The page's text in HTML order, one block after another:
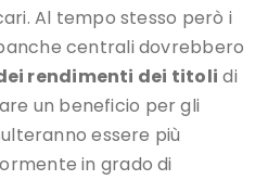
Al tempo stesso però i
centrali dovrebbero
rendimenti dei titoli di
un beneficio per gli
essere più
in grado di